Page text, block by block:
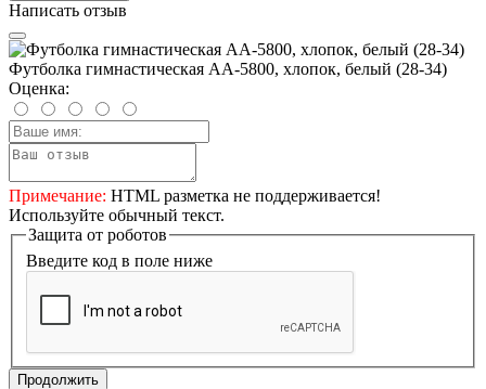
Написать отзыв
Футболка гимнастическая AA-5800, хлопок, белый (28-34)
Оценка:
Примечание: HTML разметка не поддерживается!
Используйте обычный текст.
Защита от роботов
Введите код в поле ниже
Продолжить